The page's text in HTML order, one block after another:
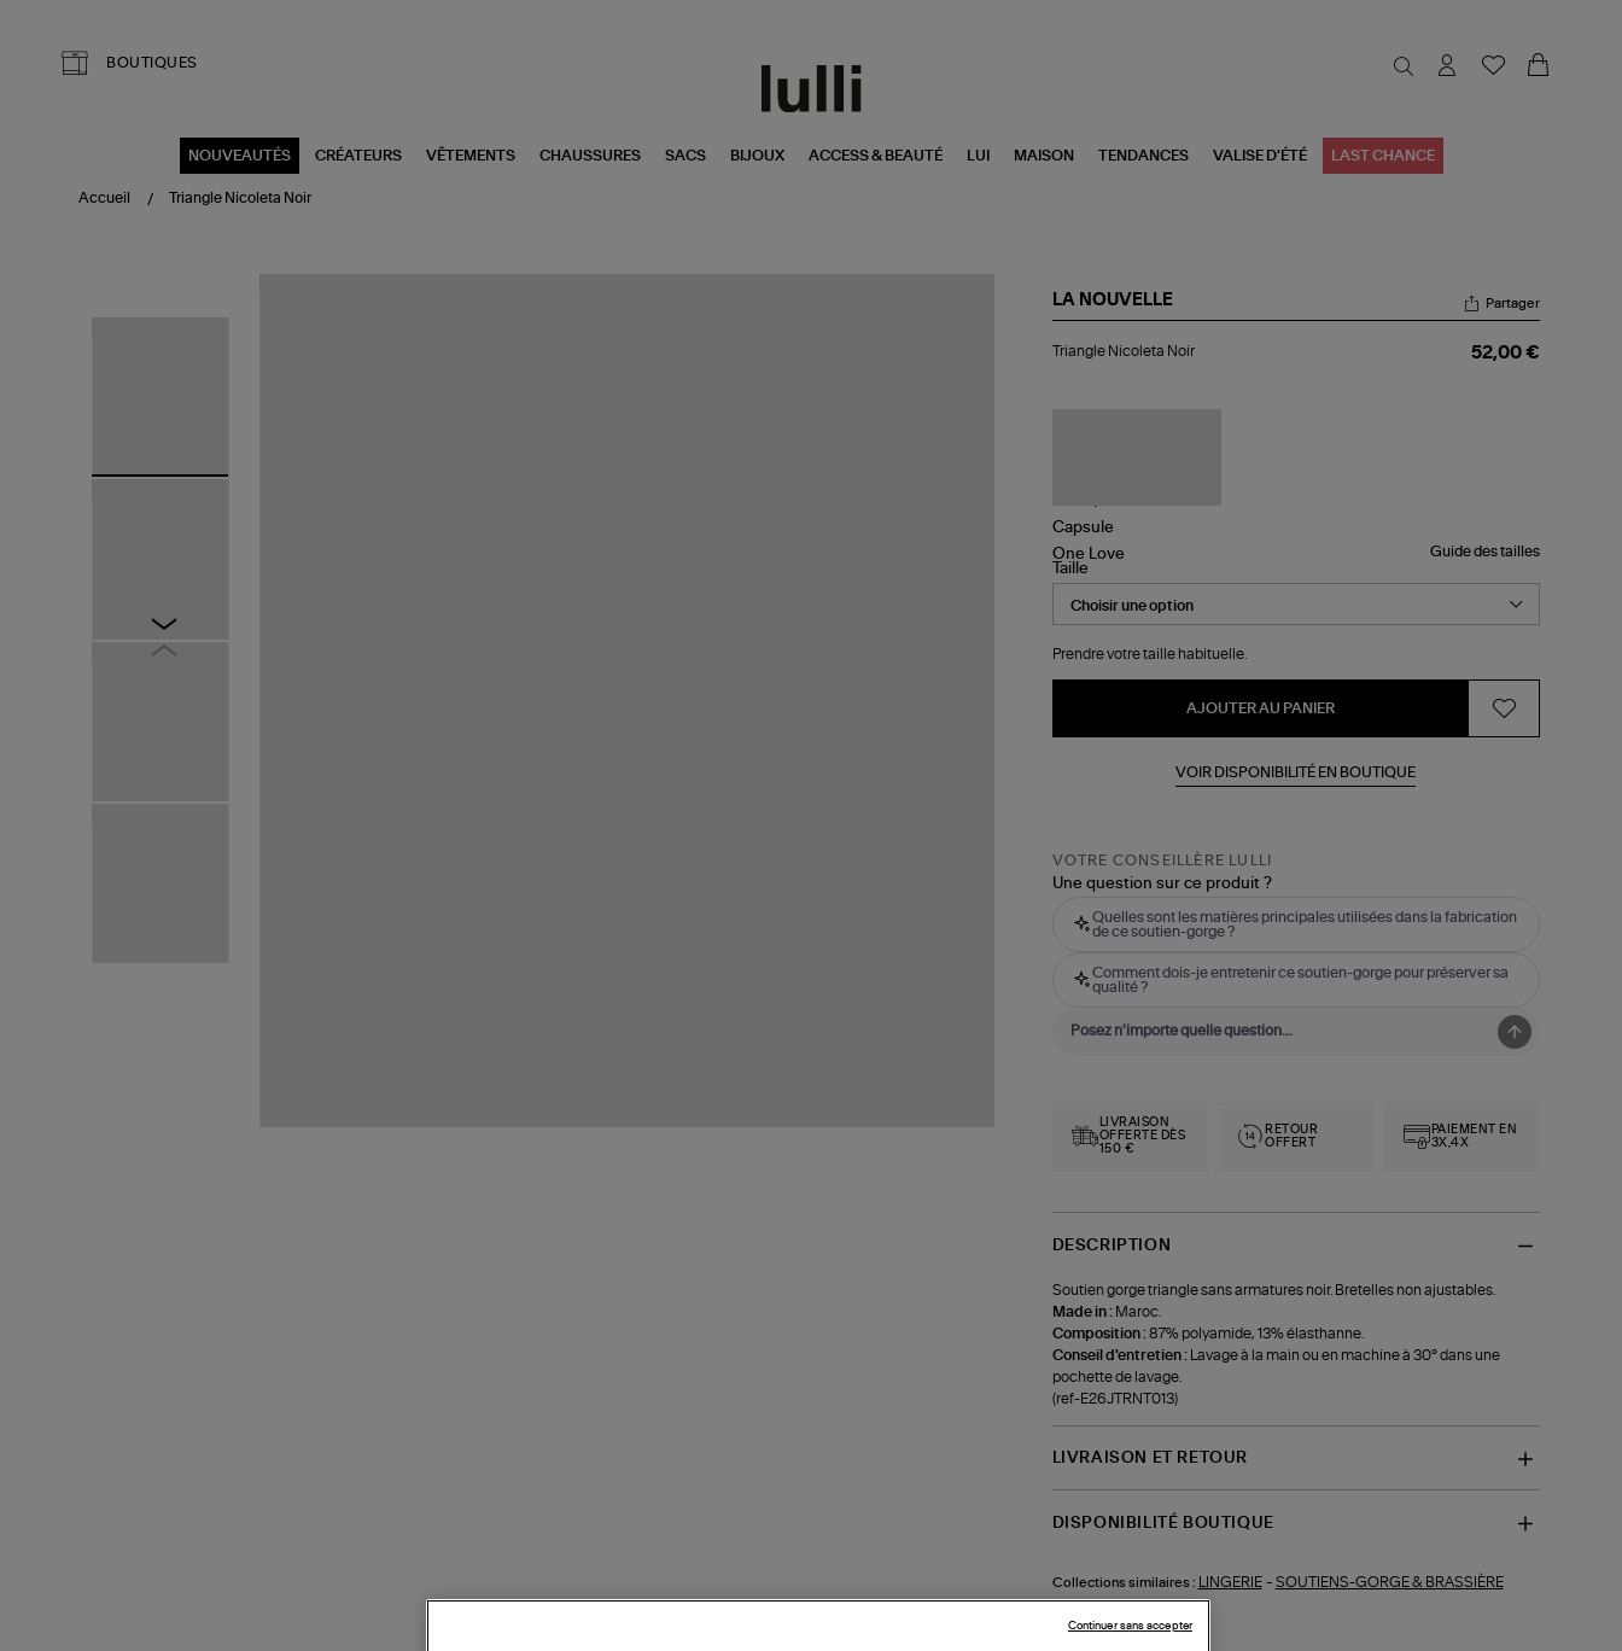
BOUTIQUES
NOUVEAUTÉS CRÉATEURS VÊTEMENTS CHAUSSURES SACS BIJOUX ACCESS & BEAUTÉ LUI MAISON TENDANCES VALISE D'ÉTÉ LAST CHANCE
Accueil Triangle Nicoleta Noir
LA NOUVELLE
Nicoleta
Partager
Triangle Nicoleta Noir 52,00 €
Guide des tailles
Taille
Prendre votre taille habituelle.
AJOUTER AU PANIER
VOIR DISPONIBILITÉ EN BOUTIQUE
VOTRE CONSEILLÈRE LULLI
Une question sur ce produit ?
Quelles sont les matières principales utilisées dans la fabrication
de ce soutien-gorge ?
Comment dois-je entretenir ce soutien-gorge pour préserver sa
qualité ?
LIVRAISON
OFFERTE DÈS
150 €
RETOUR
OFFERT
PAIEMENT EN
3X,4X
DESCRIPTION
Soutien gorge triangle sans armatures noir. Bretelles non ajustables.
Made in : Maroc.
Composition :87% polyamide, 13% élasthanne.
Conseil d'entretien :
Lavage à la main ou en machine à 30° dans une
pochette de lavage.
(ref-E26JTRNT013)
LIVRAISON ET RETOUR
DISPONIBILITÉ BOUTIQUE
Collections similaires : LINGERIE- SOUTIENS-GORGE & BRASSIÈRE
Continuer sans accepter